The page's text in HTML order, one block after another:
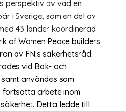
perspektiv av vad en
i Sverige, som en del av
43 länder koordinerad
of Women Peace builders
av FN:s säkerhetsråd.
vid Bok- och
användes som
fortsatta arbete inom
Detta ledde till